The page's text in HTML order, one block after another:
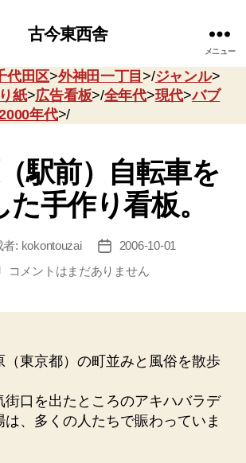
古今東西舎
メニュー
代田区>外神田一丁目>/ジャンル>
紙>広告看板>/全年代>現代>バブ
年代>/
駅前）自転車を
手作り看板。
者: kokontouzai
投
稿
日
2006-10-01
秋
自
車
を
利
コメントはまだありません
（東京都）の町並みと風俗を散歩
街口を出たところのアキハバラデ
、多くの人たちで賑わっていま